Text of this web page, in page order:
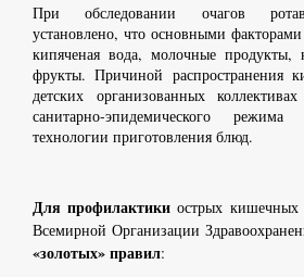
При обследовании очагов
установлено, что основными
кипяченая вода, молочные
фрукты. Причиной распространения
детских организованных
санитарно-эпидемического
технологии приготовления блюд.
Для профилактики острых кишечных
Всемирной Организации
«золотых» правил: